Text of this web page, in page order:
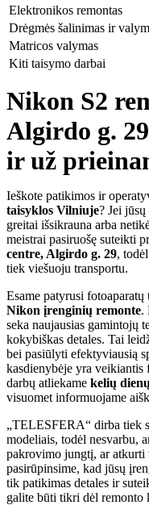
Elektronikos remontas
Drėgmės šalinimas ir
Matricos valymas
Kiti taisymo darbai
Nikon S2
Algirdo g.
ir už
Ieškote patikimos ir
taisyklos Vilniuje? Jei
greitai išsikrauna arba
meistrai pasiruošę suteikti
centre, Algirdo g. 29,
tiek viešuoju transportu.
Esame patyrusi
Nikon įrenginių remonte.
seka naujausias gamintojų
kokybiškas detales. Tai
bei pasiūlyti efektyviausią
kasdienybėje yra veikiantis
darbų atliekame kelių
visuomet informuojame
„TELESFERA“ dirba tiek
modeliais, todėl nesvarbu,
pakrovimo jungtį, ar atkurti
pasirūpinsime, kad jūsų
tik patikimas detales ir
galite būti tikri dėl remonto